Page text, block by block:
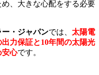
、大きな心配をする必要
・ジャパンでは、 太陽電
力保証と10年間の太陽光
安心です。